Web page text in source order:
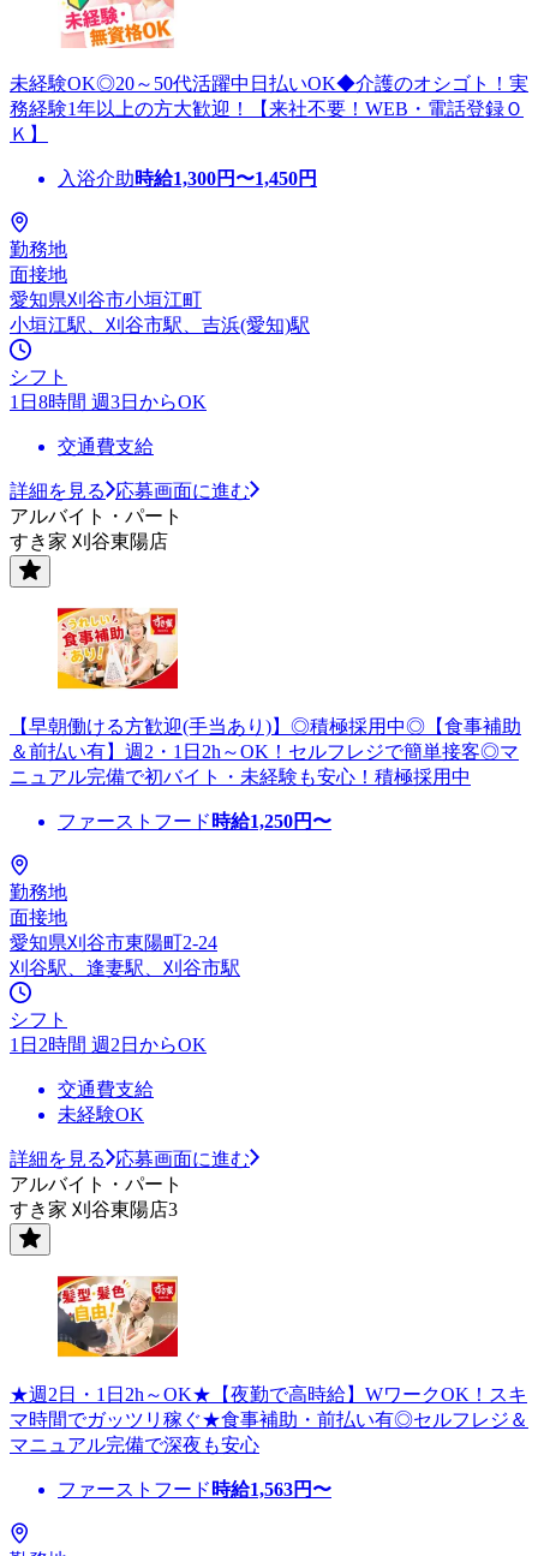
未経験OK◎20～50代活躍中日払いOK◆介護のオシゴト！実
務経験1年以上の方大歓迎！【来社不要！WEB・電話登録Ｏ
Ｋ】
入浴介助時給1,300円〜1,450円
勤務地
面接地
愛知県刈谷市小垣江町
小垣江駅、刈谷市駅、吉浜(愛知)駅
シフト
1日8時間 週3日からOK
交通費支給
詳細を見る
応募画面に進む
アルバイト・パート
すき家 刈谷東陽店
【早朝働ける方歓迎(手当あり)】◎積極採用中◎【食事補助
＆前払い有】週2・1日2h～OK！セルフレジで簡単接客◎マ
ニュアル完備で初バイト・未経験も安心！積極採用中
ファーストフード 時給1,250円〜
勤務地
面接地
愛知県刈谷市東陽町2-24
刈谷駅、逢妻駅、刈谷市駅
シフト
1日2時間 週2日からOK
交通費支給
未経験OK
詳細を見る
応募画面に進む
アルバイト・パート
すき家 刈谷東陽店3
★週2日・1日2h～OK★【夜勤で高時給】WワークOK！スキ
マ時間でガッツリ稼ぐ★食事補助・前払い有◎セルフレジ＆
マニュアル完備で深夜も安心
ファーストフード 時給1,563円〜